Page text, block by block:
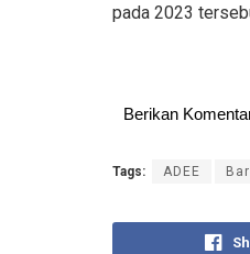
pada 2023
Berikan
Tags: ADEE